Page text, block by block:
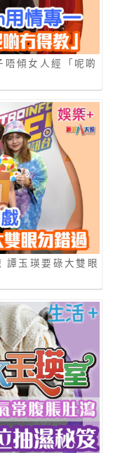
傾女人經「呢啲
譚玉瑛要碌大雙眼